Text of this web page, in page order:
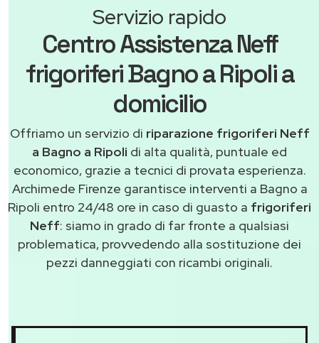
Servizio rapido
Centro Assistenza Neff
frigoriferi Bagno a Ripoli a
domicilio
Offriamo un servizio di riparazione frigoriferi Neff
a Bagno a Ripoli di alta qualità, puntuale ed
economico, grazie a tecnici di provata esperienza.
Archimede Firenze garantisce interventi a Bagno a
Ripoli entro 24/48 ore in caso di guasto a frigoriferi
Neff: siamo in grado di far fronte a qualsiasi
problematica, provvedendo alla sostituzione dei
pezzi danneggiati con ricambi originali.